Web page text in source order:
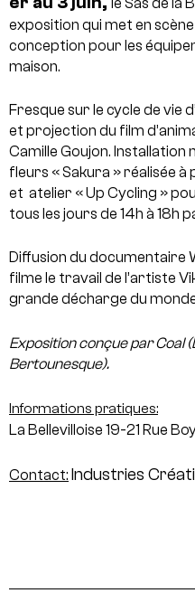
exposition qui met en scène
conception pour les
maison.
Fresque sur le cycle de vie
et projection du film
Camille Goujon. Installation
fleurs « Sakura » réalisée
et atelier « Up Cycling »
tous les jours de 14h à 18h
Diffusion du documentaire
filme le travail de l’artiste
grande décharge du
Exposition conçue par Coal
Bertounesque).
Informations pratiques:
La Bellevilloise 19-21 Rue
Contact: Industries